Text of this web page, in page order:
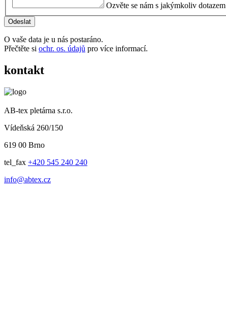
Ozvěte se nám s jakýmkoliv dotazem
O vaše data je u nás postaráno.
Přečtěte si ochr. os. údajů pro více informací.
kontakt
AB-tex pletárna s.r.o.
Vídeňská 260/150
619 00 Brno
tel_fax +420 545 240 240
info@abtex.cz